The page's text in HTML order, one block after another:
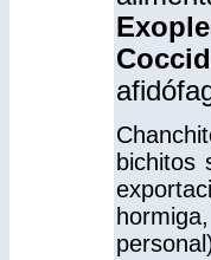
bichitos